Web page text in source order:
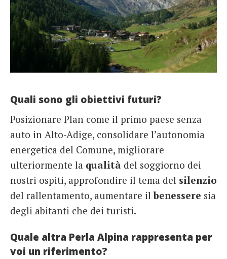
Quali sono gli obiettivi futuri?
Posizionare Plan come il primo paese senza
auto in Alto-Adige, consolidare l’autonomia
energetica del Comune, migliorare
ulteriormente la qualità del soggiorno dei
nostri ospiti, approfondire il tema del silenzio
del rallentamento, aumentare ilbenessere sia
degli abitanti che dei turisti.
Quale altra Perla Alpina rappresenta per
voi un riferimento?